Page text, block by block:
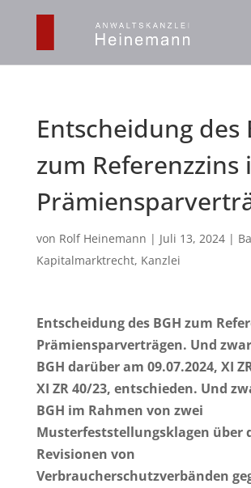
Entscheidung des
zum Referenzzins
von Rolf Heinemann | Juli 13, 2024|
Kapitalmarktrecht, Kanzlei
Entscheidung des BGH zum
Prämiensparverträgen. Und
BGH darüber am 09.07.2024, XI
XI ZR 40/23, entschieden. Und
BGH im Rahmen von zwei
Musterfeststellungsklagen über
Revisionen von
Verbraucherschutzverbänden